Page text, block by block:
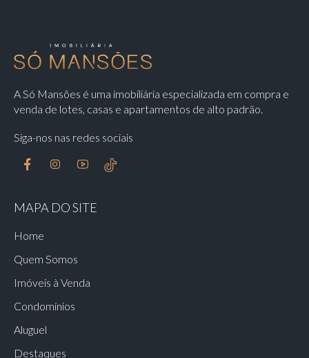
A Só Mansões é uma imobiliária especializada em compra e
venda de lotes, casas e apartamentos de alto padrão.
Siga-nos nas redes sociais
MAPA DO SITE
Home
Quem Somos
Imóveis à Venda
Condomínios
Aluguel
Destaques